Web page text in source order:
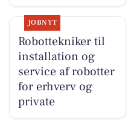
JOBNYT
Robottekniker til
installation og
service af robotter
for erhverv og
private